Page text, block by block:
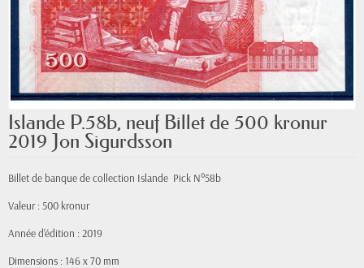
Islande P.58b, neuf Billet de 500 kronur
2019 Jon Sigurdsson
Billet de banque de collection Islande Pick N°58b
Valeur : 500 kronur
Année d'édition : 2019
Dimensions : 146 x 70 mm